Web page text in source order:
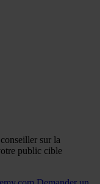
sur la
public cible